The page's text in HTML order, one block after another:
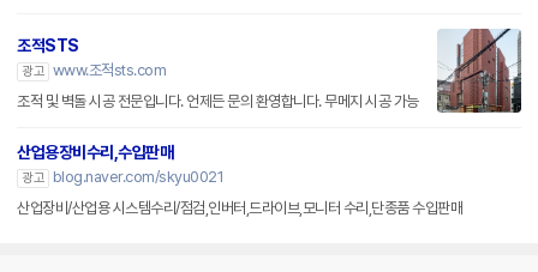
조적STS
광고 www.조적sts.com
조적 및 벽돌 시공 전문입니다. 언제든 문의 환영합니다. 무메지 시공 가능
산업용장비수리,수입판매
광고
blog.naver.com/skyu0021
산업장비/산업용 시스템수리/점검,인버터,드라이브,모니터 수리,단종품 수입판매